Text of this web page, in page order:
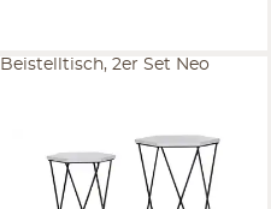
Beistelltisch, 2er Set Neo